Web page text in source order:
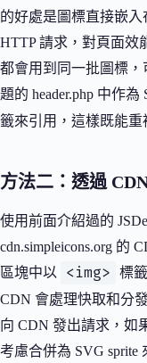
的好處是圖標直接嵌
HTTP 請求，對頁面效
都會用到同一批圖標
題的 header.php 中作為
籤來引用，這樣既能重
方法二：透過
使用前面介紹過的
cdn.simpleicons.org 的
區塊中以
<img>
標
CDN 會處理快取和分
向 CDN 發出請求，如
考慮合併為 SVG sprite